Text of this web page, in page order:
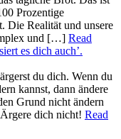
Prozentige
Die Realität und unsere
und […] Read
es dich auch’.
du dich. Wenn du
kannst, dann ändere
Grund nicht ändern
dich nicht! Read